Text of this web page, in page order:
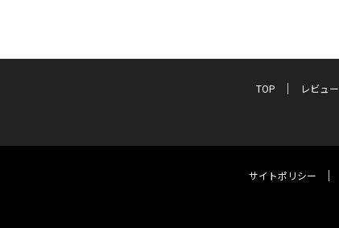
TOP レビュー
サイトポリシー